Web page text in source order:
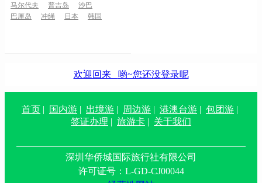
马尔代夫 普吉岛
沙巴
巴厘岛
冲绳 日本 韩国
欢迎回来 哟~您还没登录呢
首页 | 国内游 | 出境游 | 周边游 | 港澳台游 | 包团游 |
签证办理 | 旅游卡 | 关于我们
深圳华侨城国际旅行社有限公司
许可证号：L-GD-CJ00044